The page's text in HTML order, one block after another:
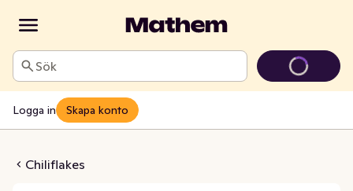
Sök
Logga in Skapa konto
Chiliflakes
Chili Flakes